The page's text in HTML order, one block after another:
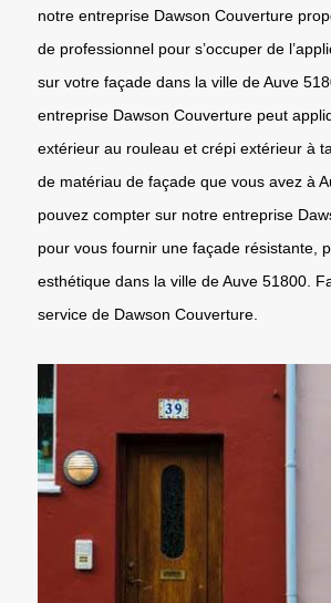
notre entreprise Dawson Couverture
de professionnel pour s’occuper de
sur votre façade dans la ville de Auve
entreprise Dawson Couverture peut
extérieur au rouleau et crépi extérieur à
de matériau de façade que vous avez à
pouvez compter sur notre entreprise
pour vous fournir une façade résistante,
esthétique dans la ville de Auve 51800.
service de Dawson Couverture.